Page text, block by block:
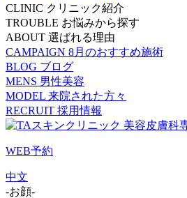
CLINIC クリニック紹介
TROUBLE お悩みから探す
ABOUT 選ばれる理由
CAMPAIGN 8月のおすすめ施術
BLOG ブログ
MENS 男性美容
MODEL 来院された方々
RECRUIT 採用情報
WEB予約
中文
-お顔-